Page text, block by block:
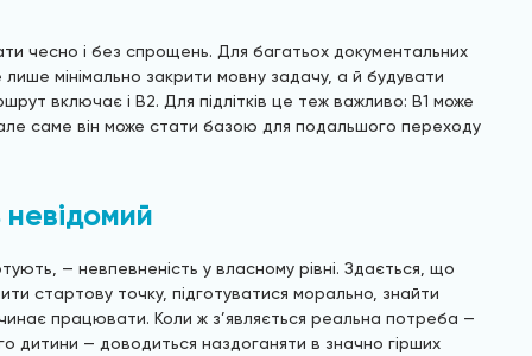
чесно і без спрощень. Для багатьох документальних
мінімально закрити мовну задачу, а й будувати
включає і B2. Для підлітків це теж важливо: B1 може
але саме він може стати базою для подальшого переходу
— невпевненість у власному рівні. Здається, що
стартову точку, підготуватися морально, знайти
працювати. Коли ж з’являється реальна потреба —
— доводиться наздоганяти в значно гірших